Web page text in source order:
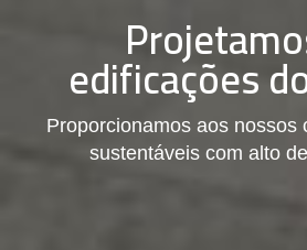
edificações
Proporcionamos aos nossos
sustentáveis com alto